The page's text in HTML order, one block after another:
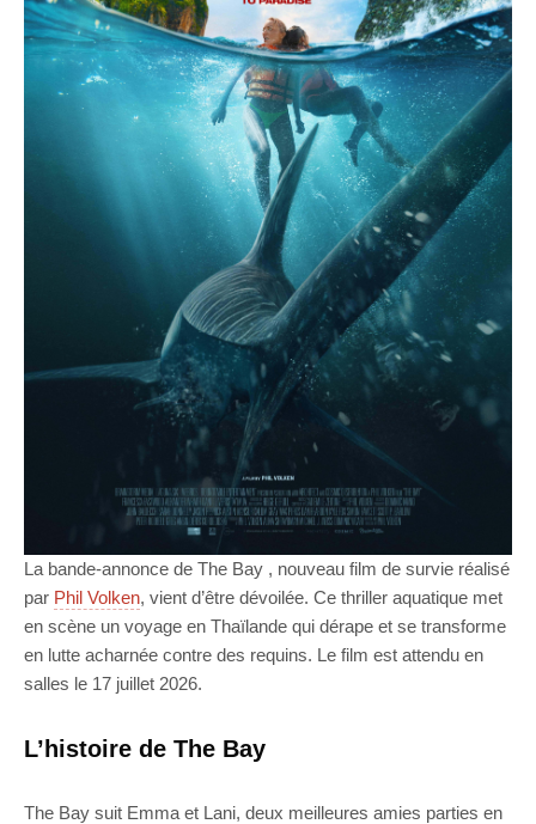
La bande-annonce de The Bay , nouveau film de survie réalisé
par Phil Volken, vient d’être dévoilée. Ce thriller aquatique met
en scène un voyage en Thaïlande qui dérape et se transforme
en lutte acharnée contre des requins. Le film est attendu en
salles le 17 juillet 2026.
L’histoire de The Bay
The Bay suit Emma et Lani, deux meilleures amies parties en